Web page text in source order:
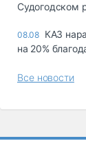
Судогодском
08.08 КАЗ
на 20%
Все новости